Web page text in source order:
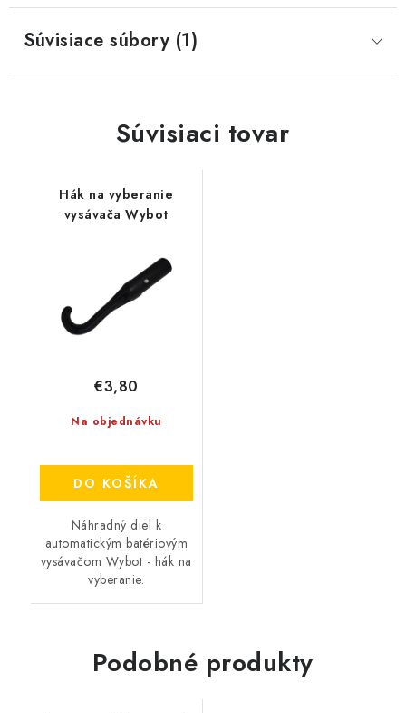
Súvisiace súbory (1)
Súvisiaci tovar
Hák na vyberanie
vysávača Wybot
Na objednávku
€3,80
DO KOŠÍKA
Náhradný diel k
automatickým batériovým
vysávačom Wybot - hák na
vyberanie.
Podobné produkty